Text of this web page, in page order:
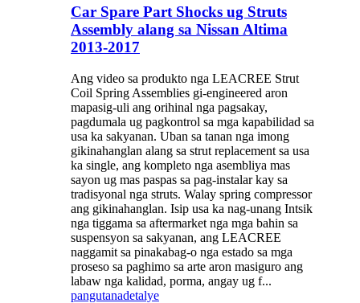
Car Spare Part Shocks ug Struts
Assembly alang sa Nissan Altima
2013-2017
Ang video sa produkto nga LEACREE Strut
Coil Spring Assemblies gi-engineered aron
mapasig-uli ang orihinal nga pagsakay,
pagdumala ug pagkontrol sa mga kapabilidad sa
usa ka sakyanan. Uban sa tanan nga imong
gikinahanglan alang sa strut replacement sa usa
ka single, ang kompleto nga asembliya mas
sayon ​​ug mas paspas sa pag-instalar kay sa
tradisyonal nga struts. Walay spring compressor
ang gikinahanglan. Isip usa ka nag-unang Intsik
nga tiggama sa aftermarket nga mga bahin sa
suspensyon sa sakyanan, ang LEACREE
naggamit sa pinakabag-o nga estado sa mga
proseso sa paghimo sa arte aron masiguro ang
labaw nga kalidad, porma, angay ug f...
pangutanadetalye